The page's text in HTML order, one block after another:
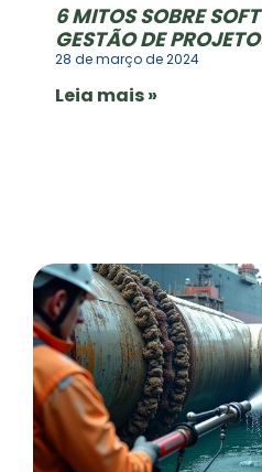
6 MITOS SOBRE
GESTÃO DE
28 de março de 2024
Leia mais »